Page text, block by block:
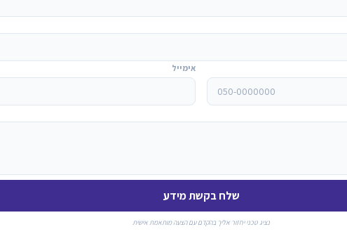
אימייל
שלח בקשת מידע
נציג טכני יחזור אליך בהקדם עם הצעה מותאמת אישית